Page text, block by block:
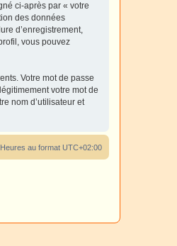
ci-après par « votre
des données
d’enregistrement,
vous pouvez
Votre mot de passe
votre mot de
nom d’utilisateur et
Heures au format UTC+02:00